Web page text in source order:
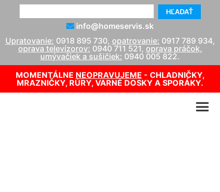
HĽADAŤ
info@homeservis.sk
Upratovanie: 0918 895 730, opatrovanie: 0917 789 934,
oprava televízorov: 0940 711 521, oprava práčok,
umývačiek a sušičiek: 0940 005 822.
MOMENTÁLNE NEOPRAVUJEME - CHLADNIČKY,
MRAZNIČKY, RÚRY, VARNÉ DOSKY A SPORÁKY.